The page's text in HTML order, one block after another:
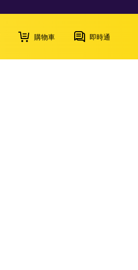
購物車 即時通